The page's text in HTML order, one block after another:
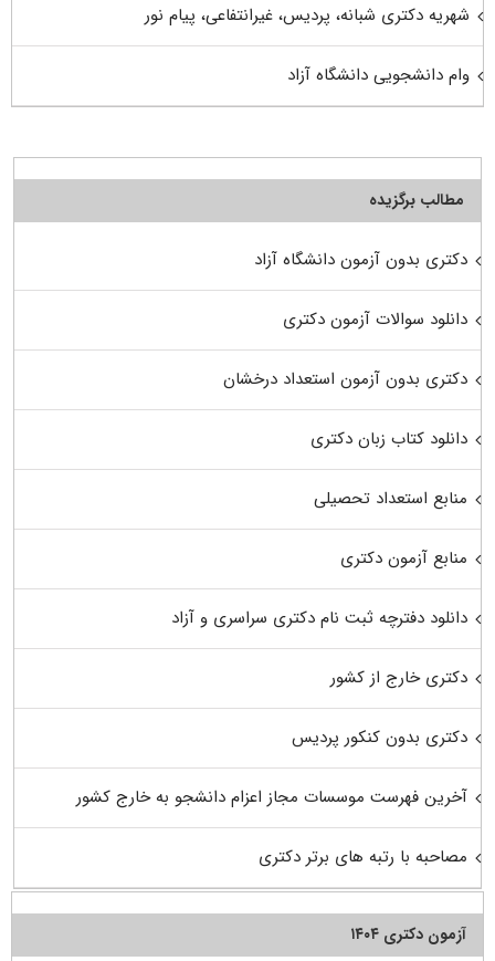
شهریه دکتری شبانه، پردیس، غیرانتفاعی، پیام نور
وام دانشجویی دانشگاه آزاد
مطالب برگزیده
دکتری بدون آزمون دانشگاه آزاد
دانلود سوالات آزمون دکتری
دکتری بدون آزمون استعداد درخشان
دانلود کتاب زبان دکتری
منابع استعداد تحصیلی
منابع آزمون دکتری
دانلود دفترچه ثبت نام دکتری سراسری و آزاد
دکتری خارج از کشور
دکتری بدون کنکور پردیس
آخرین فهرست موسسات مجاز اعزام دانشجو به خارج کشور
مصاحبه با رتبه های برتر دکتری
آزمون دکتری ۱۴۰۴